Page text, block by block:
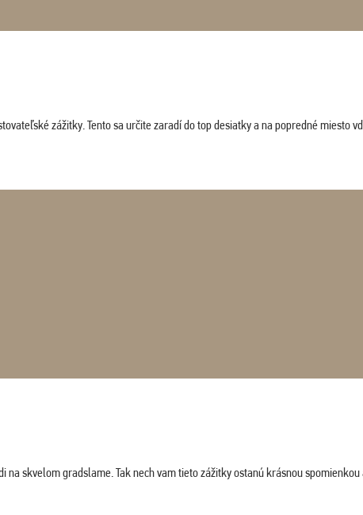
zážitky. Tento sa určite zaradí do top desiatky a na popredné miesto
skvelom gradslame. Tak nech vam tieto zážitky ostanú krásnou